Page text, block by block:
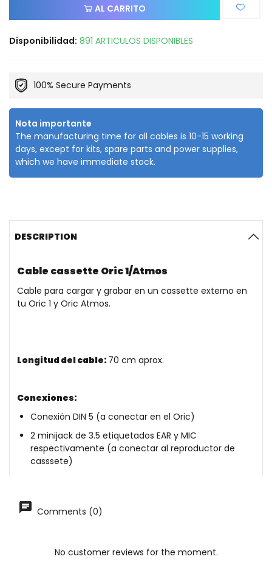
AL CARRITO
Disponibilidad: 891 ARTICULOS DISPONIBLES
100% Secure Payments
Nota importante
The manufacturing time for all cables is 10-15 working
days, except for kits, spare parts and power supplies,
which we have immediate stock.
DESCRIPTION
Cable cassette Oric 1/Atmos
Cable para cargar y grabar en un cassette externo en
tu Oric 1 y Oric Atmos.
Longitud del cable: 70 cm aprox.
Conexiones:
Conexión DIN 5 (a conectar en el Oric)
2 minijack de 3.5 etiquetados EAR y MIC
respectivamente (a conectar al reproductor de
casssete)
Comments (0)
No customer reviews for the moment.